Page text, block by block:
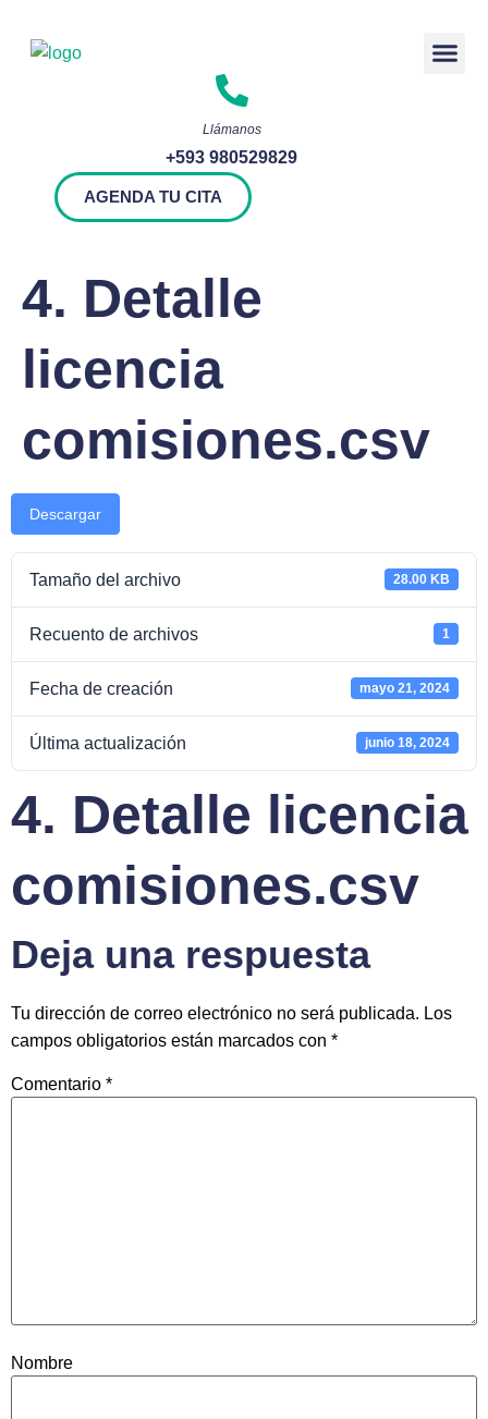
Llámanos
+593 980529829
AGENDA TU CITA
4. Detalle
licencia
comisiones.csv
Descargar
Tamaño del archivo 28.00 KB
Recuento de archivos 1
Fecha de creación mayo 21, 2024
Última actualización junio 18, 2024
4. Detalle licencia
comisiones.csv
Deja una respuesta
Tu dirección de correo electrónico no será publicada. Los
campos obligatorios están marcados con *
Comentario *
Nombre